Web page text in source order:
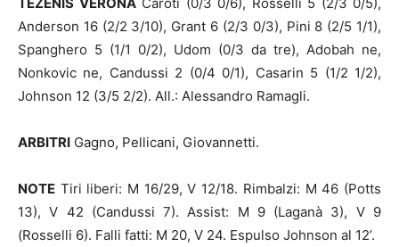
Anderson 16 (2/2 3/10), Grant 6 (2/3 0/3), Pini 8 (2/5 1/1),
Spanghero 5 (1/1 0/2), Udom (0/3 da tre), Adobah ne,
Nonkovic ne, Candussi 2 (0/4 0/1), Casarin 5 (1/2 1/2),
Johnson 12 (3/5 2/2). All.: Alessandro Ramagli.
ARBITRI Gagno, Pellicani, Giovannetti.
NOTE Tiri liberi: M 16/29, V 12/18. Rimbalzi: M 46 (Potts
13), V 42 (Candussi 7). Assist: M 9 (Laganà 3), V 9
(Rosselli 6). Falli fatti: M 20, V 24. Espulso Johnson al 12’.